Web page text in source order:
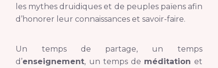
les mythes druidiques et de peuples païens afin
d’honorer leur connaissances et savoir-faire.
Un temps de partage, un temps
d’enseignement, un temps de méditation et